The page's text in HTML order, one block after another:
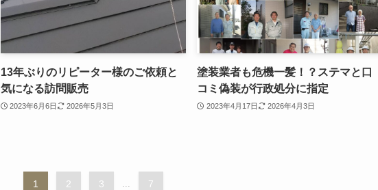
13年ぶりのリピーター様のご依頼と
気になる訪問販売
2023年6月6日 2026年5月3日
塗装業者も危機一髪！？ステマと口
コミ偽装が行政処分に指定
2023年4月17日 2026年4月3日
1 2 3 7